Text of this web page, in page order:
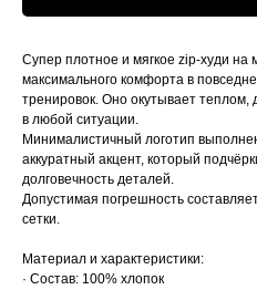
Супер плотное и мягкое zip-худи на
максимального комфорта в
тренировок. Оно окутывает
в любой ситуации.
Минималистичный логотип
аккуратный акцент, который
долговечность деталей.
Допустимая погрешность
сетки.
Материал и характеристики:
· Состав: 100% хлопок